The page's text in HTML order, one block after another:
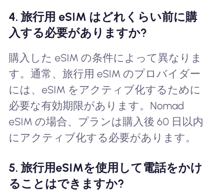
4. 旅行用 eSIM はどれくらい前に購
入する必要がありますか?
購入した eSIM の条件によって異なりま
す。通常、旅行用 eSIM のプロバイダー
には、eSIM をアクティブ化するために
必要な有効期限があります。Nomad
eSIM の場合、プランは購入後 60 日以内
にアクティブ化する必要があります。
5. 旅行用eSIMを使用して電話をかけ
ることはできますか?